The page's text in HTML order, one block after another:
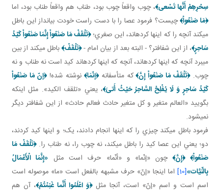
سِحْرِهِمْ أَنَّها تَسْعى‏﴾، چوب واقعاً چوب بود، طناب هم واقعاً طناب بود، اما
﴿مَا صَنَعُواْ‏﴾چيست؟ فرمود عصا را با دست راست خودت بيانداز اين باطل
مي کند آنچه را که اينها کرده اند، اين صغري؛﴿تَلْقَفْ مَا صَنَعُواْ إِنَّمَا صَنَعُواْ كَيْدُ
سَاحِرٍ‏﴾، از اين شفاف تر؟ - البته بعد از بيان امام -﴿تَلْقَفْ﴾باطل مي کند از بين
مي برد آنچه که اينها کرده اند، آنچه که اينها کرده اند کيد است نه طناب و نه
چوب.﴿تَلْقَفْ مَا صَنَعُواْ إِنَّ﴾که متأسفانه﴿إنّمَا﴾نوشته شده!﴿إنّ مَا صَنَعُواْ
كَيْدُ سَاحِرٍ وَ لَا يُفْلِحُ السَّاحِرُ حَيْثُ أَتىَ‏﴾، يعني «تلقف الکيد». مثل اينکه
بگوييد «العالم متغير و کل متغير حادث فعالم حادث» از اين شفاف تر ديگر
نمي شود.
فرمود باطل مي کند چيزي را که اينها انجام دادند، يک؛ و اينها کيد کردند،
دو؛ يعني اين عصا کيد را باطل مي کند، نه چوب را، نه طناب را.﴿تَلْقَفْ مَا
صَنَعُواْ﴾ ﴿إِنَّ﴾چون «إنّما» و «أنّما» حرف است مثل «إِنَّمَا الْأَعْمَالُ
بِالنِّيَّات‏»[10]
اما اينجا «إنّ» حرف مشبهه بالفعل است «ما» موصوله است
اسم است و اسم «إنّ» است، آنجا مثل﴿وَ اعْلَمُوا أَنَّما غَنِمْتُمْ﴾، آن هم